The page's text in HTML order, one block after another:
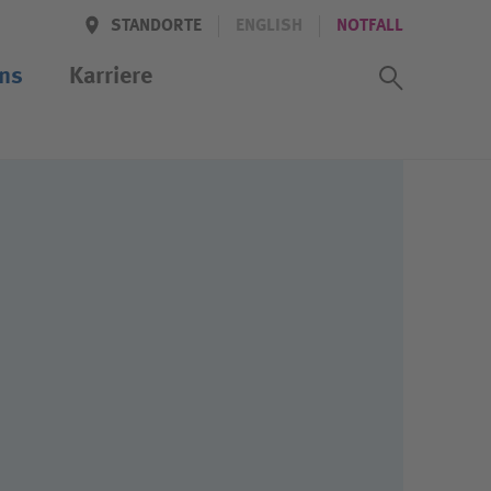
STANDORTE ENGLISH NOTFALL
Karriere